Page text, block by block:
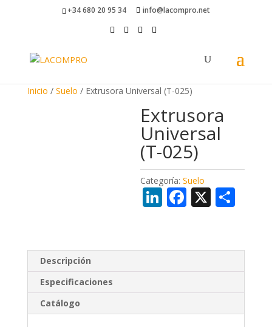
+34 680 20 95 34 info@lacompro.net
Inicio / Suelo / Extrusora Universal (T-025)
Extrusora
Universal
(T-025)
Categoría:Suelo
Li
e
dI
n
F
b
o
o
k
X
p
ar
ti
r
Descripción
Especificaciones
Catálogo